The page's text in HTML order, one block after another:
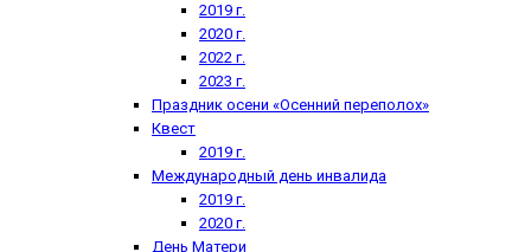
2019 г.
2020 г.
2022 г.
2023 г.
Праздник осени «Осенний переполох»
Квест
2019 г.
Международный день инвалида
2019 г.
2020 г.
День Матери